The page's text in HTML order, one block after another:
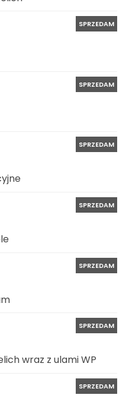
SPRZEDAM
SPRZEDAM
SPRZEDAM
SPRZEDAM
SPRZEDAM
SPRZEDAM
wraz z ulami WP
SPRZEDAM